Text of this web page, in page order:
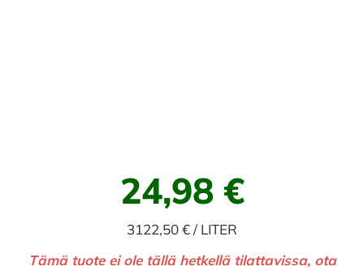
24,98 €
3122,50 € / LITER
Tämä tuote ei ole tällä hetkellä tilattavissa, ota